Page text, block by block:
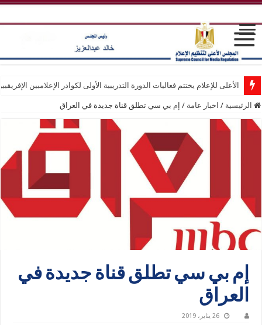
الأعلى للإعلام يختتم فعاليات الدورة التدريبية الأولى لكوادر الإعلاميين
الرئيسية / اخبار عامة / إم بي سي تطلق قناة جديدة في العراق
إم بي سي تطلق قناة جديدة في
العراق
26 يناير، 2019